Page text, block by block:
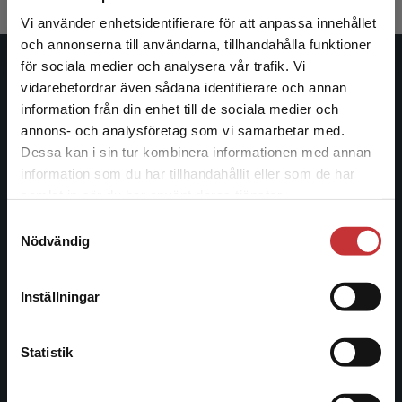
Vi använder enhetsidentifierare för att anpassa innehållet
och annonserna till användarna, tillhandahålla funktioner
för sociala medier och analysera vår trafik. Vi
vidarebefordrar även sådana identifierare och annan
information från din enhet till de sociala medier och
annons- och analysföretag som vi samarbetar med.
Dessa kan i sin tur kombinera informationen med annan
information som du har tillhandahållit eller som de har
Nödvändig
Inställningar
Statistik
Begränsad fraktregion
Det verkar som att du besöker
studentlitteratur.se via en enhet utanför Sverige.
Vi erbjuder inte leveranser utanför Sverige. För
att kunna slutföra ett köp måste
Studentlitteratur
ledande utbildningsförlag. Med läromedel, kurslitteratur,
facklitteratur, utbildningar och digitala
Kontakta oss